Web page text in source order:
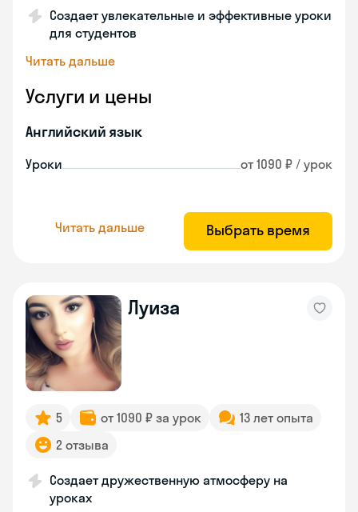
Создает увлекательные и эффективные уроки
для студентов
Читать дальше
Услуги и цены
Английский язык
Уроки от 1090 ₽ / урок
Читать дальше Выбрать время
Луиза
5 от 1090 ₽ за урок
13 лет опыта
2 отзыва
Создает дружественную атмосферу на
уроках